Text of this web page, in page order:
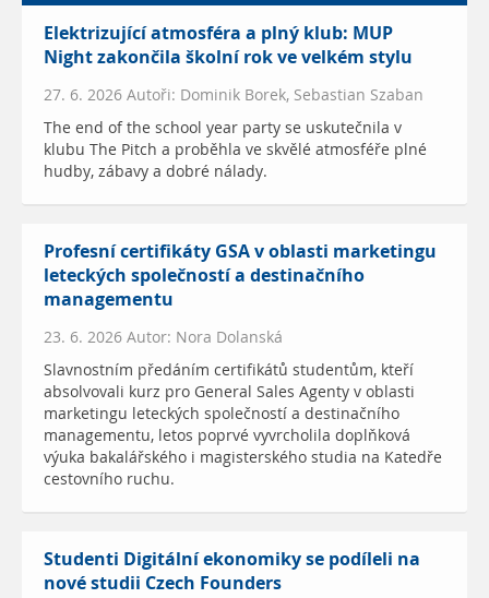
Elektrizující atmosféra a plný klub: MUP
Night zakončila školní rok ve velkém stylu
27. 6. 2026 Autoři: Dominik Borek, Sebastian Szaban
The end of the school year party se uskutečnila v
klubu The Pitch a proběhla ve skvělé atmosféře plné
hudby, zábavy a dobré nálady.
Profesní certifikáty GSA v oblasti marketingu
leteckých společností a destinačního
managementu
23. 6. 2026 Autor: Nora Dolanská
Slavnostním předáním certifikátů studentům, kteří
absolvovali kurz pro General Sales Agenty v oblasti
marketingu leteckých společností a destinačního
managementu, letos poprvé vyvrcholila doplňková
výuka bakalářského i magisterského studia na Katedře
cestovního ruchu.
Studenti Digitální ekonomiky se podíleli na
nové studii Czech Founders